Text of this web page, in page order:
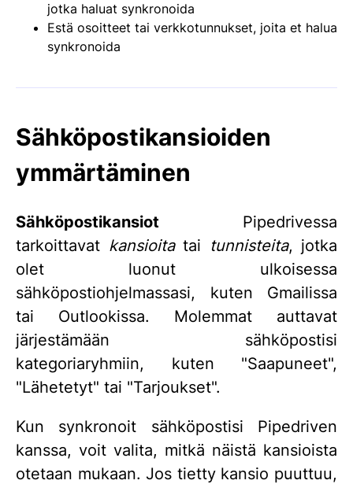
jotka haluat synkronoida
Estä osoitteet tai verkkotunnukset, joita et halua
synkronoida
Sähköpostikansioiden
ymmärtäminen
Sähköpostikansiot Pipedrivessa
tarkoittavat kansioitatai tunnisteita, jotka
olet luonut ulkoisessa
sähköpostiohjelmassasi, kuten Gmailissa
tai Outlookissa. Molemmat auttavat
järjestämään sähköpostisi
kategoriaryhmiin, kuten "Saapuneet",
"Lähetetyt" tai "Tarjoukset".
Kun synkronoit sähköpostisi Pipedriven
kanssa, voit valita, mitkä näistä kansioista
otetaan mukaan. Jos tietty kansio puuttuu,